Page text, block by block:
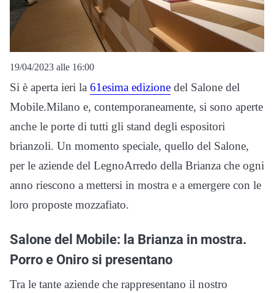
19/04/2023 alle 16:00
Si è aperta ieri la 61esima edizione del Salone del
Mobile.Milano e, contemporaneamente, si sono aperte
anche le porte di tutti gli stand degli espositori
brianzoli. Un momento speciale, quello del Salone,
per le aziende del LegnoArredo della Brianza che ogni
anno riescono a mettersi in mostra e a emergere con le
loro proposte mozzafiato.
Salone del Mobile: la Brianza in mostra.
Porro e Oniro si presentano
Tra le tante aziende che rappresentano il nostro